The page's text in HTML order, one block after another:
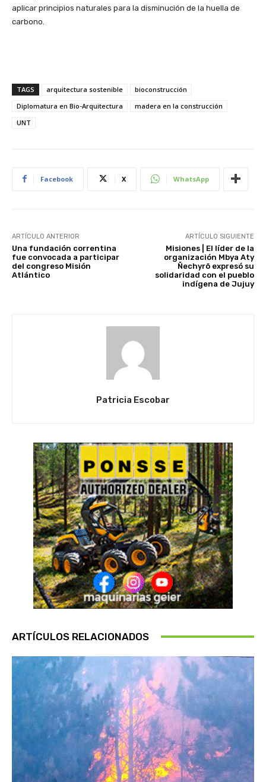
aplicar principios naturales para la disminución de la huella de
carbono.
TAGS arquitectura sostenible
bioconstrucción
Diplomatura en Bio-Arquitectura
madera en la construcción
UNT
Facebook X WhatsApp
ARTÍCULO ANTERIOR
Una fundación correntina
fue convocada a participar
del congreso Misión
Atlántico
ARTÍCULO SIGUIENTE
Misiones | El líder de la
organización Mbya Aty
Ñechyrõ expresó su
solidaridad con el pueblo
indígena de Jujuy
Patricia Escobar
ARTÍCULOS RELACIONADOS